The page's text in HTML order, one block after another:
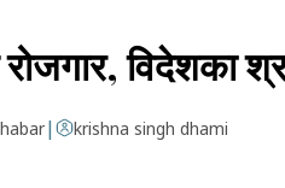
रोजगार, विदेशका
| krishna singh dhami